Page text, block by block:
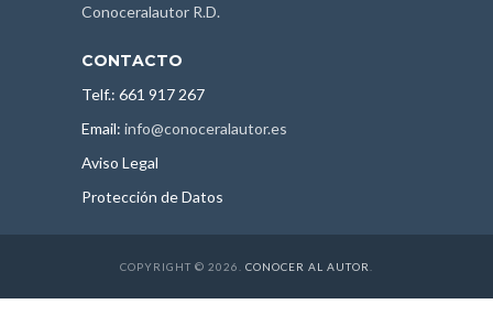
Conoceralautor R.D.
CONTACTO
Telf.: 661 917 267
Email: info@conoceralautor.es
Aviso Legal
Protección de Datos
COPYRIGHT © 2026. CONOCER AL AUTOR